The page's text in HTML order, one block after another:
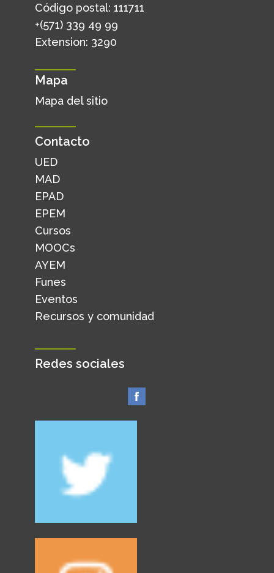
Código postal: 111711
+(571) 339 49 99
Extension: 3290
Mapa
Mapa del sitio
Contacto
UED
MAD
EPAD
EPEM
Cursos
MOOCs
AYEM
Funes
Eventos
Recursos y comunidad
Redes sociales